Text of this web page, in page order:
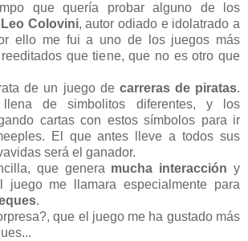
que quería probar alguno de los
Leo Colovini, autor odiado e idolatrado a
ello me fui a uno de los juegos más
que tiene, que no es otro que
de un juego de carreras de piratas.
de simbolitos diferentes, y los
cartas con estos símbolos para ir
El que antes lleve a todos sus
será el ganador.
que genera mucha interacción y
me llamara especialmente para
.
que el juego me ha gustado más